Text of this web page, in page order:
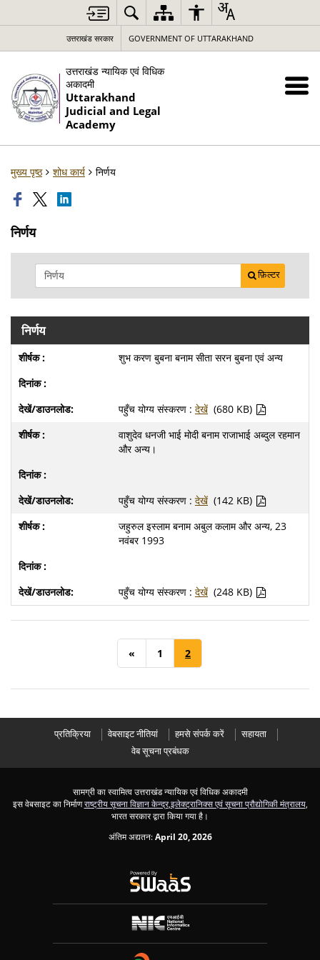
उत्तराखंड सरकार GOVERNMENT OF UTTARAKHAND
उत्तराखंड न्यायिक एवं विधिक
अकादमी
Uttarakhand
Judicial and Legal
Academy
मुख्य पृष्ठ शोध कार्य निर्णय
निर्णय
फ़िल्टर
निर्णय
शुभ करण बुबना बनाम सीता सरन बुबना एवं अन्य
पहुँच योग्य संस्करण : देखें (680 KB)
वाशुदेव धनजी भाई मोदी बनाम राजाभाई अब्दुल रहमान
और अन्य।
पहुँच योग्य संस्करण : देखें (142 KB)
जहुरुल इस्लाम बनाम अबुल कलाम और अन्य, 23
नवंबर 1993
पहुँच योग्य संस्करण : देखें (248 KB)
« 1 2
प्रतिक्रिया वेबसाइट नीतियां हमसे संपर्क करें
सहायता
वेब सूचना प्रबंधक
सामग्री का स्वामित्व उत्तराखंड न्यायिक एवं विधिक अकादमी
इस वेबसाइट का निर्माणराष्ट्रीय सूचना विज्ञान केन्द्र,इलेक्ट्रानिक्स एवं सूचना प्रौद्योगिकी मंत्रालय,
भारत सरकार द्वारा किया गया है।
अंतिम अद्यतन:April 20, 2026